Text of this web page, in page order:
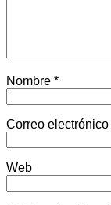
Nombre *
Correo electrónico
Web